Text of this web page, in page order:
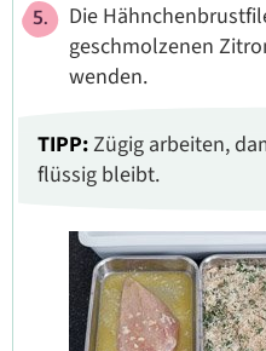
Die
geschmolzenen
wenden.
TIPP:Zügig arbeiten,
flüssig bleibt.